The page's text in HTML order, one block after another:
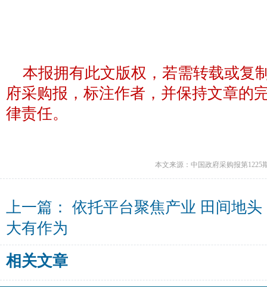
本报拥有此文版权，若需转载或复
府采购报，标注作者，并保持文章的
律责任。
本文来源：中国政府采购报第1225
上一篇： 依托平台聚焦产业 田间地头
大有作为
相关文章